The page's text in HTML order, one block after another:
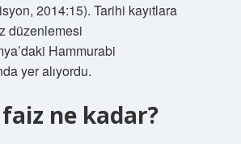
2014:15). Tarihi kayıtlara
düzenlemesi
Hammurabi
yer alıyordu.
ne kadar?